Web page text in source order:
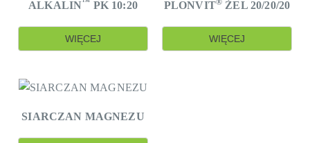
ALKALIN PK 10:20
WIĘCEJ
PLONVIT ŻEL 20/20/20
WIĘCEJ
SIARCZAN MAGNEZU